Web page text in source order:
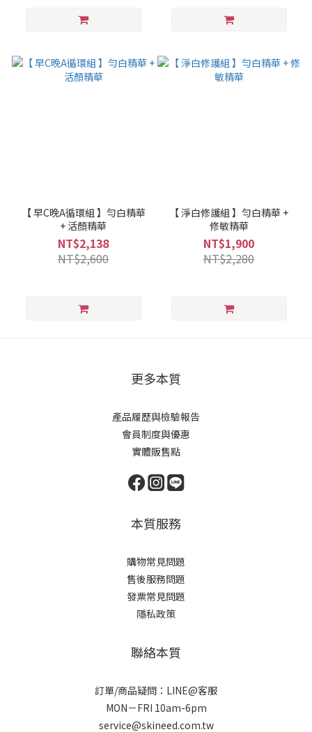
【 早C晚A循環組 】勻白精華
+ 活顏精華
NT$2,138
NT$2,600
【 淨白修護組 】勻白精華 +
修敏精華
NT$1,900
NT$2,280
更多本質
產品履歷與檢驗報告
會員制度與優惠
實體販售點
本質服務
購物常見問題
售後服務問題
發票常見問題
隱私政策
聯絡本質
訂單/商品疑問：LINE@客服
MON－FRI 10am-6pm
service@skineed.com.tw